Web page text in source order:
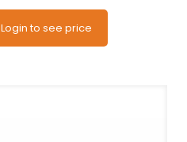
Login to see price